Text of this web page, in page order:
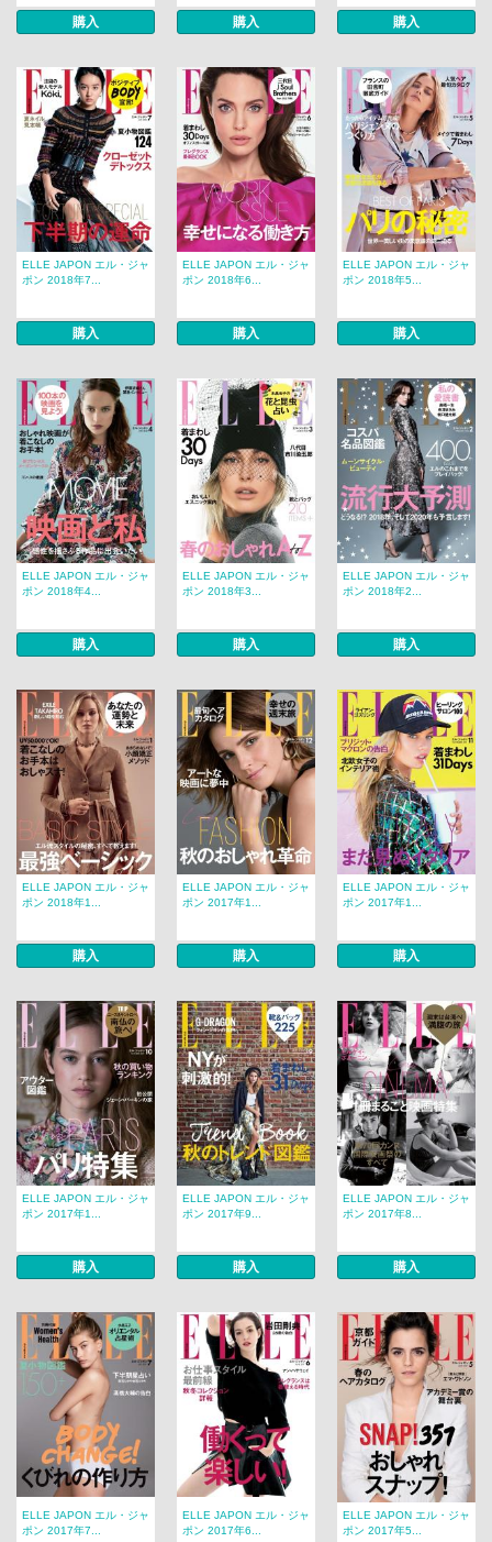
購入 購入 購入
ELLE JAPON エル・ジャ
ポン 2018年7...
購入
ELLE JAPON エル・ジャ
ポン 2018年6...
購入
ELLE JAPON エル・ジャ
ポン 2018年5...
購入
ELLE JAPON エル・ジャ
ポン 2018年4...
購入
ELLE JAPON エル・ジャ
ポン 2018年3...
購入
ELLE JAPON エル・ジャ
ポン 2018年2...
購入
ELLE JAPON エル・ジャ
ポン 2018年1...
購入
ELLE JAPON エル・ジャ
ポン 2017年1...
購入
ELLE JAPON エル・ジャ
ポン 2017年1...
購入
ELLE JAPON エル・ジャ
ポン 2017年1...
購入
ELLE JAPON エル・ジャ
ポン 2017年9...
購入
ELLE JAPON エル・ジャ
ポン 2017年8...
購入
ELLE JAPON エル・ジャ
ポン 2017年7...
ELLE JAPON エル・ジャ
ポン 2017年6...
ELLE JAPON エル・ジャ
ポン 2017年5...